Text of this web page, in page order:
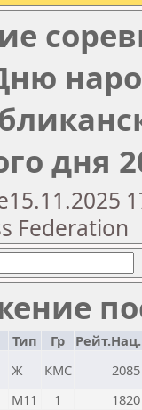
дня
Federation
Тип Гр
Рейт.Нац.
Ж КМС
2085
М11 1
1820